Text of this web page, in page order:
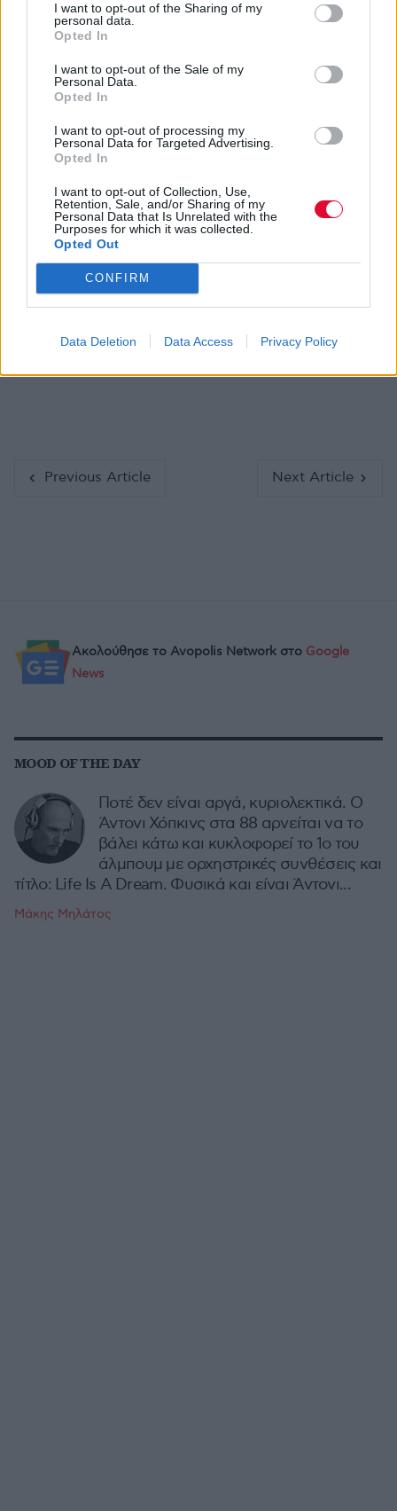
I want to opt-out of the Sharing of my
personal data.
Opted In
I want to opt-out of the Sale of my
Personal Data.
Opted In
I want to opt-out of processing my
Personal Data for Targeted Advertising.
Opted In
I want to opt-out of Collection, Use,
Retention, Sale, and/or Sharing of my
Personal Data that Is Unrelated with the
Purposes for which it was collected.
Opted Out
CONFIRM
Data Deletion Data Access Privacy Policy
Έφυγε από τη ζωή ο William Orbit
Ακολούθησε το Avopolis Network στο Google
News
MOOD OF THE DAY
Ποτέ δεν είναι αργά, κυριολεκτικά. Ο
Άντονι Χόπκινς στα 88 αρνείται να το
βάλει κάτω και κυκλοφορεί το 1ο του
άλμπουμ με ορχηστρικές συνθέσεις και
τίτλο: Life Is A Dream. Φυσικά και είναι Άντονι...
Μάκης Μηλάτος
Previous Article Next Article